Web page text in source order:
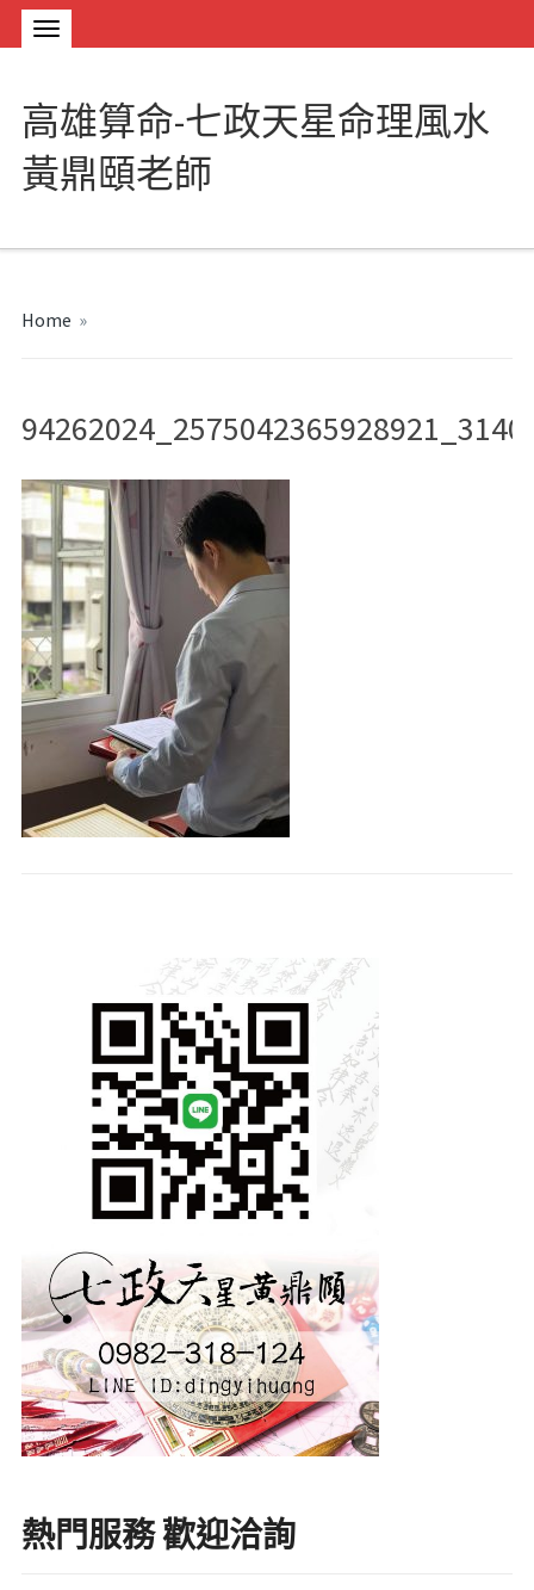
高雄算命-七政天星命理風水
黃鼎頤老師
Home »
熱門服務 歡迎洽詢